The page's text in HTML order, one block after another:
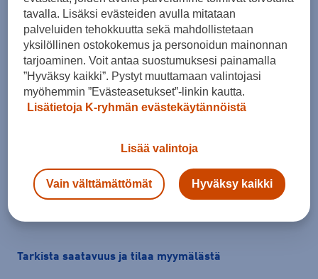
Koko
92 98 104 110 116 128
152 176
Lisää ostoskoriin
Tarkista saatavuus ja tilaa myymälästä
tavalla. Lisäksi evästeiden avulla mitataan
palveluiden tehokkuutta sekä mahdollistetaan
yksilöllinen ostokokemus ja personoidun mainonnan
tarjoaminen. Voit antaa suostumuksesi painamalla
”Hyväksy kaikki”. Pystyt muuttamaan valintojasi
myöhemmin ”Evästeasetukset”-linkin kautta.
Lisätietoja K-ryhmän evästekäytännöistä
Lisää valintoja
Vain välttämättömät Hyväksy kaikki